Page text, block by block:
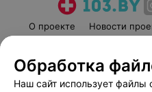
О проекте Новости
Пользовательское
Вакансии
Обработка
Наш сайт использует файлы